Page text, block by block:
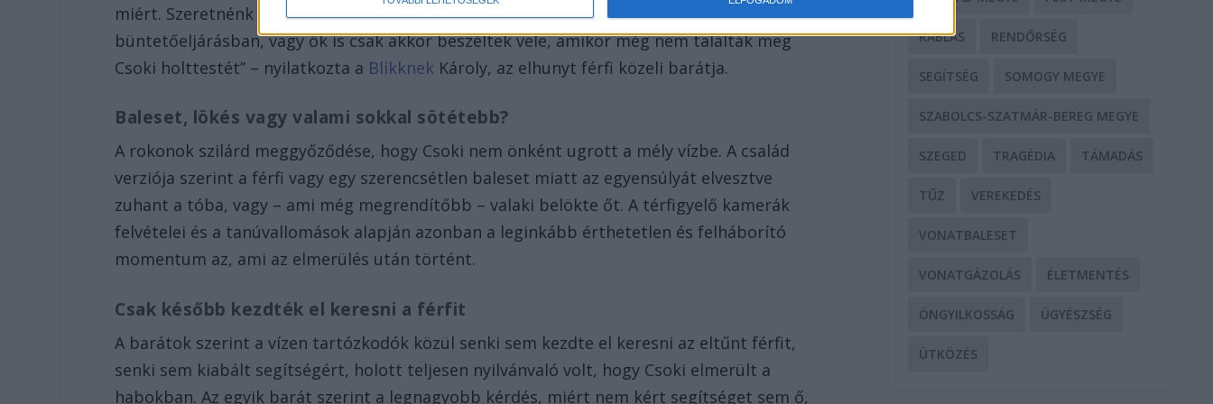
miért. Szeretnénk beszélni vele mi is. Azt nem tudjuk, a rendőrök kihallgatták-e már a
büntetőeljárásban, vagy ők is csak akkor beszéltek vele, amikor még nem találták meg
Csoki holttestét” – nyilatkozta a Blikknek Károly, az elhunyt férfi közeli barátja.
Baleset, lökés vagy valami sokkal sötétebb?
A rokonok szilárd meggyőződése, hogy Csoki nem önként ugrott a mély vízbe. A család
verziója szerint a férfi vagy egy szerencsétlen baleset miatt az egyensúlyát elvesztve
zuhant a tóba, vagy – ami még megrendítőbb – valaki belökte őt. A térfigyelő kamerák
felvételei és a tanúvallomások alapján azonban a leginkább érthetetlen és felháborító
momentum az, ami az elmerülés után történt.
Csak később kezdték el keresni a férfit
A barátok szerint a vízen tartózkodók közül senki sem kezdte el keresni az eltűnt férfit,
senki sem kiabált segítségért, holott teljesen nyilvánvaló volt, hogy Csoki elmerült a
habokban. Az egyik barát szerint a legnagyobb kérdés, miért nem kért segítséget sem ő,
RABLÁS RENDŐRSÉG
SEGÍTSÉG SOMOGY MEGYE
SZABOLCS-SZATMÁR-BEREG MEGYE
SZEGED TRAGÉDIA TÁMADÁS
TŰZ VEREKEDÉS
VONATBALESET
VONATGÁZOLÁS ÉLETMENTÉS
ÖNGYILKOSSÁG ÜGYÉSZSÉG
ÜTKÖZÉS